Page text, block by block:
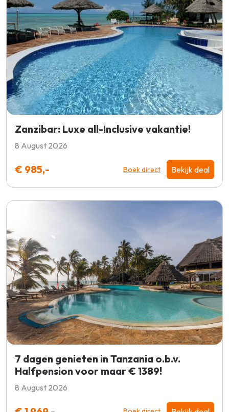
Zanzibar: Luxe all-Inclusive vakantie!
8 August 2026
€ 985,- Boek direct Bekijk deal
7 dagen genieten in Tanzania o.b.v.
Halfpension voor maar € 1389!
8 August 2026